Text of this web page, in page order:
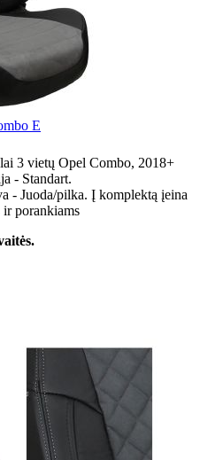
E
3 vietų Opel Combo, 2018+
- Standart.
- Juoda/pilka. Į komplektą įeina
ir porankiams